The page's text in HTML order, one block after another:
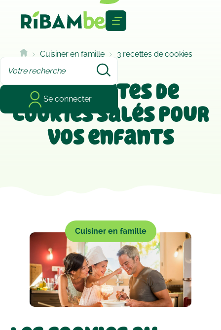
Se connecter
Cuisiner en famille
3 recettes de cookies
salés pour vos enfants
3 recettes de
cookies salés pour
vos enfants
Cuisiner en famille
Cookies management panel